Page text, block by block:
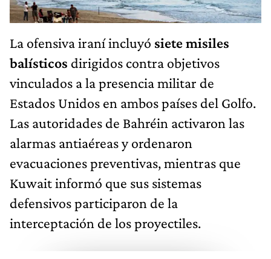
La ofensiva iraní incluyó siete misiles
balísticos dirigidos contra objetivos
vinculados a la presencia militar de
Estados Unidos en ambos países del Golfo.
Las autoridades de Bahréin activaron las
alarmas antiaéreas y ordenaron
evacuaciones preventivas, mientras que
Kuwait informó que sus sistemas
defensivos participaron de la
interceptación de los proyectiles.